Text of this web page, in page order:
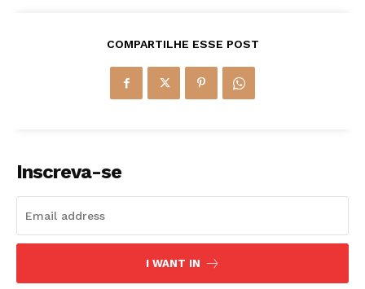
COMPARTILHE ESSE POST
Inscreva-se
I WANT IN